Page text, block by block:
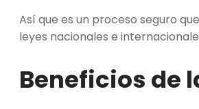
Así que es un proceso seguro
leyes nacionales e
Beneficios de